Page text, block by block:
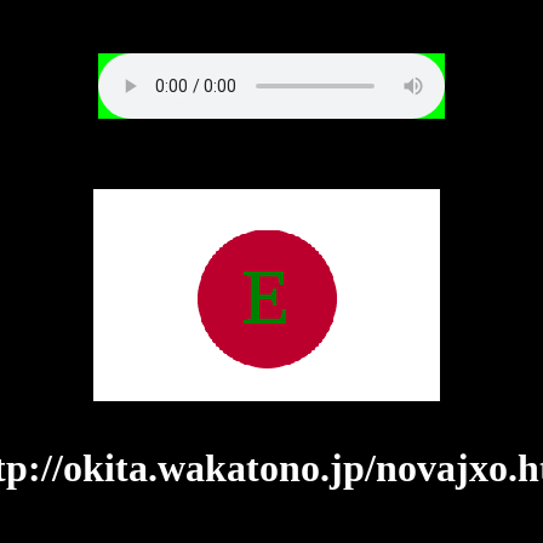
okita.wakatono.jp/